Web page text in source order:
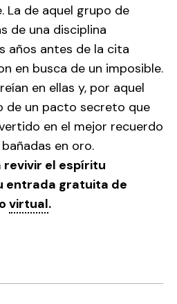
La de aquel grupo de
de una disciplina
años antes de la cita
en busca de un imposible.
en ellas y, por aquel
de un pacto secreto que
en el mejor recuerdo
en oro.
revivir el espíritu
entrada gratuita de
o virtual.